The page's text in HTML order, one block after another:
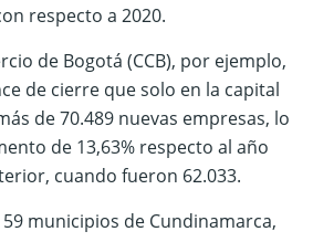
respecto a 2020.
de Bogotá (CCB), por ejemplo,
de cierre que solo en la capital
de 70.489 nuevas empresas, lo
de 13,63% respecto al año
cuando fueron 62.033.
municipios de Cundinamarca,